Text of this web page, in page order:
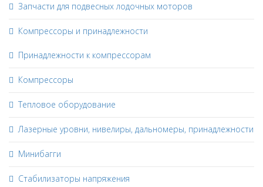
Запчасти для подвесных лодочных моторов
Компрессоры и принадлежности
Принадлежности к компрессорам
Компрессоры
Тепловое оборудование
Лазерные уровни, нивелиры, дальномеры, принадлежности
Минибагги
Стабилизаторы напряжения